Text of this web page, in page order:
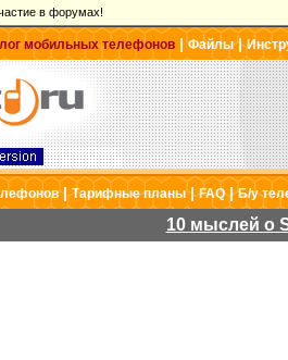
в форумах!
мобильных телефонов |Файлы|
|Тарифные планы|FAQ|Б/у
10 мыслей о